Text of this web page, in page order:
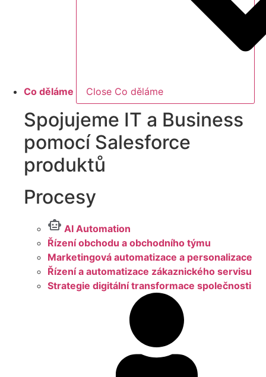
Co děláme Close Co děláme
Spojujeme IT a Business
pomocí Salesforce
produktů
Procesy
AI Automation
Řízení obchodu a obchodního týmu
Marketingová automatizace a personalizace
Řízení a automatizace zákaznického servisu
Strategie digitální transformace společnosti